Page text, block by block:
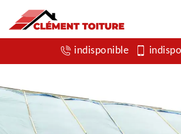
indisponible